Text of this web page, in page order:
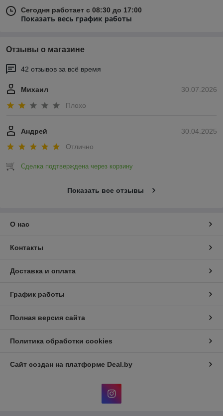
Сегодня работает с 08:30 до 17:00
Показать весь график работы
Отзывы о магазине
42 отзывов за всё время
30.07.2026
Михаил
Плохо
30.04.2025
Андрей
Отлично
Сделка подтверждена через корзину
Показать все отзывы
О нас
Контакты
Доставка и оплата
График работы
Полная версия сайта
Политика обработки cookies
Сайт создан на платформе Deal.by